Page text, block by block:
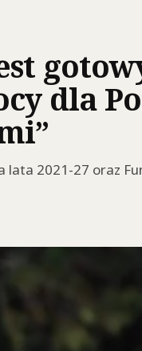
dla
2021-27 oraz